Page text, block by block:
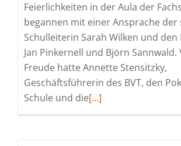
Feierlichkeiten in der Aula der
begannen mit einer Ansprache der
Schulleiterin Sarah Wilken und den
Jan Pinkernell und Björn Sannwald.
Freude hatte Annette Stensitzky,
Geschäftsführerin des BVT, den
Schule und dieRead
[…]